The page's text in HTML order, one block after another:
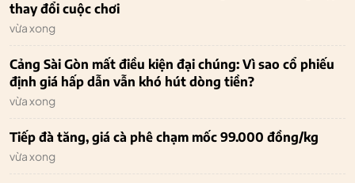
thay đổi cuộc chơi
vừa xong
Cảng Sài Gòn mất điều kiện đại chúng: Vì sao cổ phiếu
định giá hấp dẫn vẫn khó hút dòng tiền?
vừa xong
Tiếp đà tăng, giá cà phê chạm mốc 99.000 đồng/kg
vừa xong